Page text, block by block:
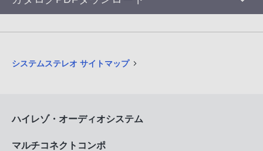
システムステレオ サイトマップ
ハイレゾ・オーディオシステム
マルチコネクトコンポ